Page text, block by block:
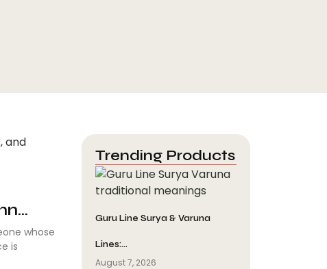
whose
is
Trending Products
Guru Line Surya & Varuna
Lines:…
August 7, 2026